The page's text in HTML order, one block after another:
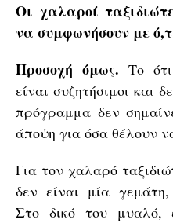
Οι χαλαροί
να συμφωνήσουν με
Προσοχή όμως. Το
είναι συζητήσιμοι και
πρόγραμμα δεν
άποψη για όσα θέλουν
Για τον χαλαρό
δεν είναι μία γεμάτη,
Στο δικό του μυαλό,